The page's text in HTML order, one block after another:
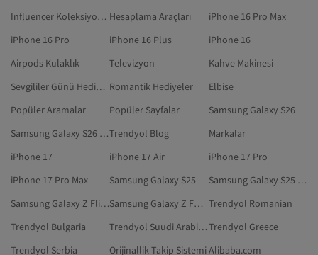
Influencer Koleksiyonları Hesaplama Araçları
iPhone 16 Pro Max
iPhone 16 Pro
iPhone 16 Plus
iPhone 16
Airpods Kulaklık
Televizyon
Kahve Makinesi
Sevgililer Günü Hediyesi Romantik Hediyeler
Elbise
Popüler Aramalar
Popüler Sayfalar
Samsung Galaxy S26
Samsung Galaxy S26 UltraTrendyol Blog
Markalar
iPhone 17
iPhone 17 Air
iPhone 17 Pro
iPhone 17 Pro Max
Samsung Galaxy S25
Samsung Galaxy S25 Ultra
Samsung Galaxy Z Flip 7
Samsung Galaxy Z Fold 7 Trendyol Romanian
Trendyol Bulgaria
Trendyol Suudi ArabistanTrendyol Greece
Trendyol Serbia
Orijinallik Takip Sistemi Alibaba.com